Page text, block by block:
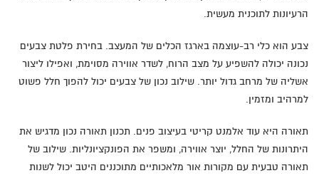
הרעיונות לתוכנית מעשית.
צבע הוא כלי רב-עוצמה בארגז הכלים של המעצב. בחירת פלטת צבעים
נכונה יכולה להשפיע על מצב הרוח, לשדר אווירה מסוימת, ואפילו ליצור
אשליה של מרחב גדול יותר. שילוב נכון של צבעים יכול להפוך חלל פשוט
למרהיב ומזמין.
תאורה היא עוד אלמנט קריטי בעיצוב פנים. תכנון תאורה נכון מדגיש את
היתרונות של החלל, יוצר אווירה, ומשפר את הפונקציונליות. שילוב של
תאורה טבעית עם מקורות אור מלאכותיים מתוכננים היטב יכול לשנות